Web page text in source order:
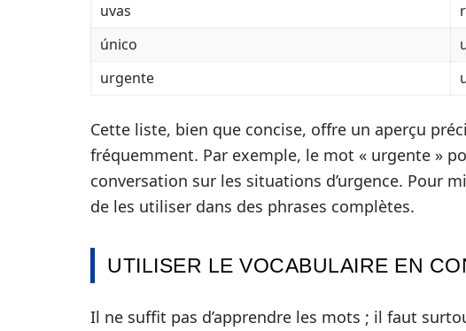
uvas
único
urgente
Cette liste, bien que concise, offre un aperçu
fréquemment. Par exemple, le mot « urgente »
conversation sur les situations d’urgence. Pour
de les utiliser dans des phrases complètes.
UTILISER LE VOCABULAIRE EN
Il ne suffit pas d’apprendre les mots ; il faut